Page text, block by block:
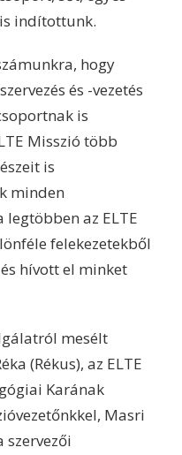
indítottunk.
hogy
és -vezetés
is
Misszió több
is
minden
az ELTE
felekezetekből
hívott el minket
mesélt
(Rékus), az ELTE
Karának
Masri
szervezői